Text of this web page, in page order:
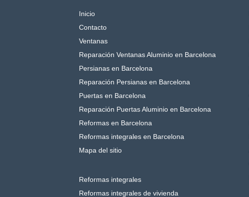
Inicio
Contacto
Ventanas
Reparación Ventanas Aluminio en Barcelona
Persianas en Barcelona
Reparación Persianas en Barcelona
Puertas en Barcelona
Reparación Puertas Aluminio en Barcelona
Reformas en Barcelona
Reformas integrales en Barcelona
Mapa del sitio
Reformas integrales
Reformas integrales de vivienda